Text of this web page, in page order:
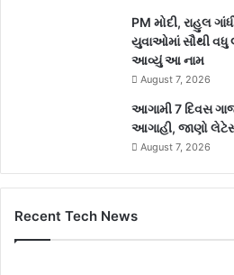
PM મોદી, રાહુલ
યુવાઓમાં સૌથી વધુ
આવ્યું આ નામ
August 7, 2026
આગામી 7 દિવસ
આગાહી, જાણો
August 7, 2026
Recent Tech News